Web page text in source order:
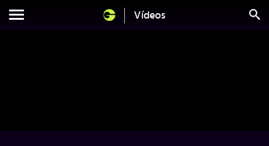
Vídeos